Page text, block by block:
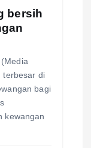
bersih
terbesar di
bagi
kewangan